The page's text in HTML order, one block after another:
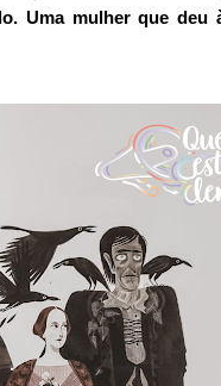
Uma mulher que